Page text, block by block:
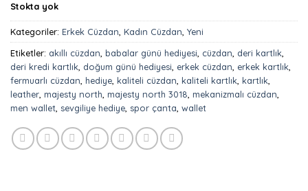
Stokta yok
Kategoriler: Erkek Cüzdan Kadın Cüzdan Yeni
Etiketler: akıllı cüzdan babalar günü hediyesi cüzdan deri kartlık
deri kredi kartlık doğum günü hediyesi erkek cüzdan erkek kartlık
fermuarlı cüzdan hediye kaliteli cüzdan kaliteli kartlık kartlık
leather majesty north majesty north 3018 mekanizmalı cüzdan
men wallet sevgiliye hediye spor çanta wallet